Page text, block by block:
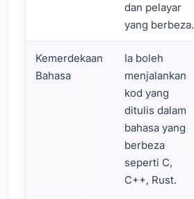
dan pelayar
yang berbeza.
Kemerdekaan
Bahasa
Ia boleh
menjalankan
kod yang
ditulis dalam
bahasa yang
berbeza
seperti C,
C++, Rust.